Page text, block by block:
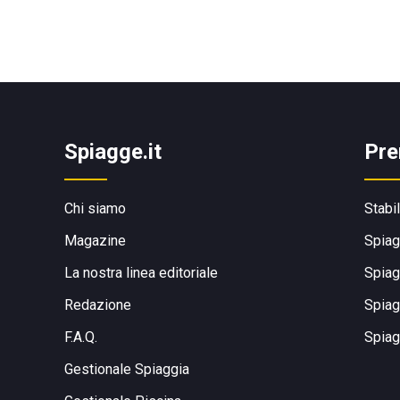
Spiagge.it
Chi siamo
Magazine
La nostra linea editoriale
Redazione
F.A.Q.
Gestionale Spiaggia